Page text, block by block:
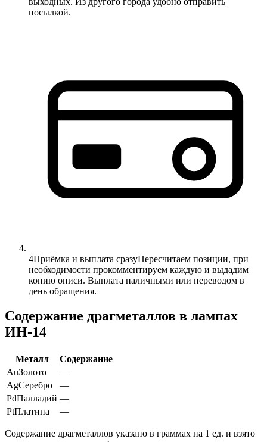
посылкой.
4Приёмка и выплата сразуПересчитаем позиции, при
необходимости прокомментируем каждую и выдадим
копию описи. Выплата наличными или переводом в
день обращения.
Содержание драгметаллов в лампах
ИН-14
Металл
Содержание
AuЗолото
—
AgСеребро
—
PdПалладий —
PtПлатина —
Содержание драгметаллов указано в граммах на 1 ед. и взято